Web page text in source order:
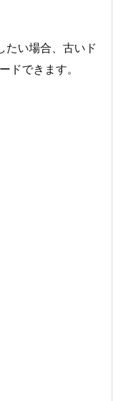
たい場合、古いド
ドできます。